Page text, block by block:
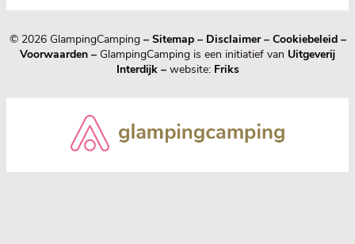
© 2026 GlampingCamping – Sitemap– Disclaimer– Cookiebeleid–
Voorwaarden – GlampingCamping is een initiatief van Uitgeverij
Interdijk–website: Friks